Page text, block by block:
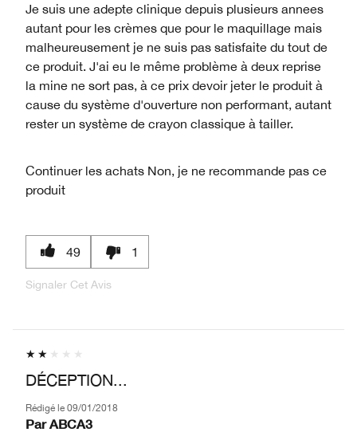
Je suis une adepte clinique depuis plusieurs annees
autant pour les crèmes que pour le maquillage mais
malheureusement je ne suis pas satisfaite du tout de
ce produit. J'ai eu le même problème à deux reprise
la mine ne sort pas, à ce prix devoir jeter le produit à
cause du système d'ouverture non performant, autant
rester un système de crayon classique à tailler.
Continuer les achats Non, je ne recommande pas ce
produit
49 1
Signaler Cet Avis
DÉCEPTION...
Rédigé le 09/01/2018
Par ABCA3